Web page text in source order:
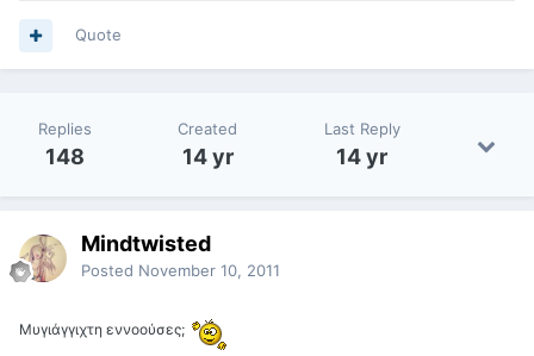
Quote
Replies
148
Created
14 yr
Last Reply
14 yr
Mindtwisted
Posted November 10, 2011
Μυγιάγγιχτη εννοούσες;